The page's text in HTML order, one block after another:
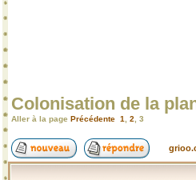
Colonisation de la
Aller à la page Précédente 1 2 3